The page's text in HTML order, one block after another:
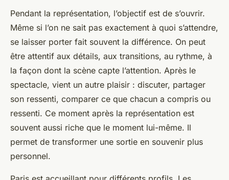
Pendant la représentation, l’objectif est de s’ouvrir.
Même si l’on ne sait pas exactement à quoi s’attendre,
se laisser porter fait souvent la différence. On peut
être attentif aux détails, aux transitions, au rythme, à
la façon dont la scène capte l’attention. Après le
spectacle, vient un autre plaisir : discuter, partager
son ressenti, comparer ce que chacun a compris ou
ressenti. Ce moment après la représentation est
souvent aussi riche que le moment lui-même. Il
permet de transformer une sortie en souvenir plus
personnel.